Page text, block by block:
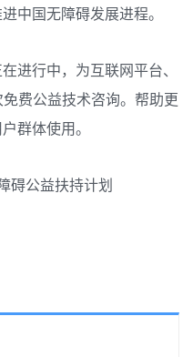
中国无障碍发展进程。
进行中，为互联网平台、
费公益技术咨询。帮助更
群体使用。
碍公益扶持计划